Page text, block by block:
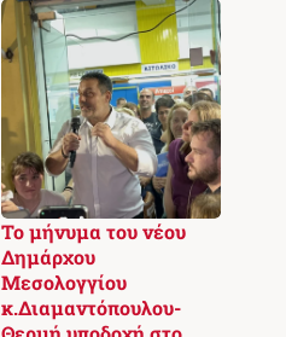
Το μήνυμα του νέου
Δημάρχου
Μεσολογγίου
κ.Διαμαντόπουλου-